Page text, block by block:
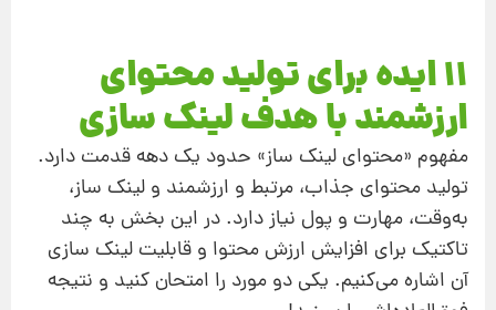
11 ایده برای تولید محتوای
ارزشمند با هدف لینک سازی
مفهوم «محتوای لینک ‌‌ساز» حدود یک دهه قدمت دارد.
تولید محتوای جذاب، مرتبط و ارزشمند و لینک‌ ساز،
به‌وقت، مهارت و پول نیاز دارد. در این بخش به چند
تاکتیک برای افزایش ارزش محتوا و قابلیت لینک سازی
آن اشاره می‌کنیم. یکی دو مورد را امتحان کنید و نتیجه‌